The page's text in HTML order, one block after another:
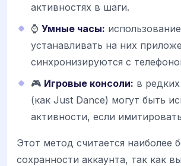
активностях в шаги.
⌚ Умные часы:
устанавливать на них
синхронизируются с
🎮 Игровые консоли: в
(как Just Dance) могут быть
активности, если
Этот метод считается наиболее
сохранности аккаунта, так как